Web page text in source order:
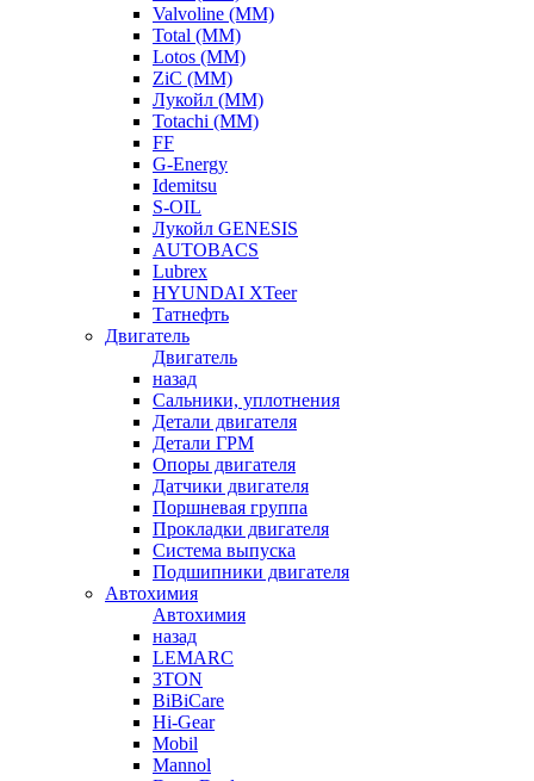
Valvoline (ММ)
Total (ММ)
Lotos (ММ)
ZiC (ММ)
Лукойл (ММ)
Totachi (MM)
FF
G-Energy
Idemitsu
S-OIL
Лукойл GENESIS
AUTOBACS
Lubrex
HYUNDAI XTeer
Татнефть
Двигатель
Двигатель
назад
Сальники, уплотнения
Детали двигателя
Детали ГРМ
Опоры двигателя
Датчики двигателя
Поршневая группа
Прокладки двигателя
Система выпуска
Подшипники двигателя
Автохимия
Автохимия
назад
LEMARC
3TON
BiBiCare
Hi-Gear
Mobil
Mannol